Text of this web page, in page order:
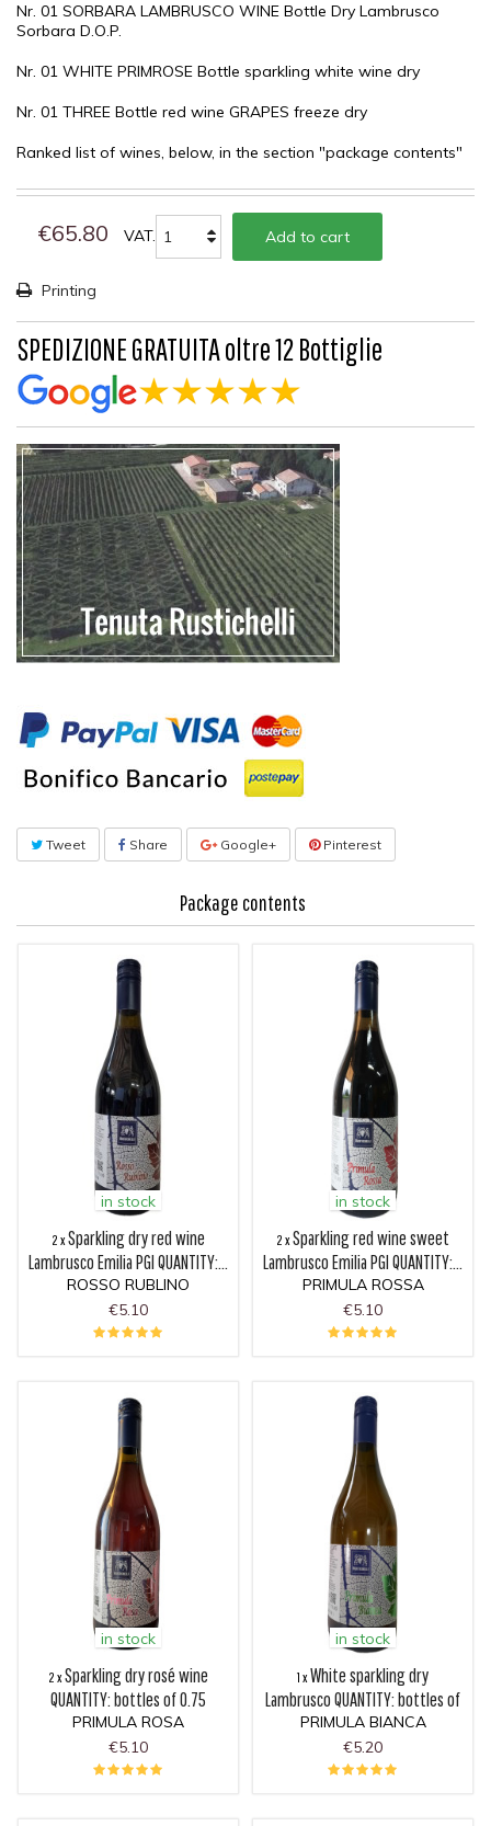
Nr. 01 SORBARA LAMBRUSCO WINE Bottle Dry Lambrusco
Sorbara D.O.P.
Nr. 01 WHITE PRIMROSE Bottle sparkling white wine dry
Nr. 01 THREE Bottle red wine GRAPES freeze dry
Ranked list of wines, below, in the section "package contents"
€65.80 VAT. Add to cart
Printing
SPEDIZIONE GRATUITA oltre 12 Bottiglie
Tweet Share Google+ Pinterest
Package contents
in stock
2 xSparkling dry red wine
Lambrusco Emilia PGI QUANTITY:...
ROSSO RUBLINO
€5.10
in stock
2 xSparkling red wine sweet
Lambrusco Emilia PGI QUANTITY:...
PRIMULA ROSSA
€5.10
in stock
2 x Sparkling dry rosé wine
QUANTITY: bottles of 0.75
liters...
PRIMULA ROSA
€5.10
in stock
1 x White sparkling dry
Lambrusco QUANTITY: bottles of
0.75...
PRIMULA BIANCA
€5.20